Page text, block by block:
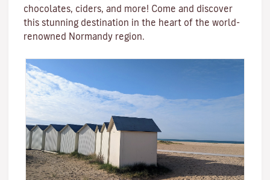
chocolates, ciders, and more! Come and discover
this stunning destination in the heart of the world-
renowned Normandy region.